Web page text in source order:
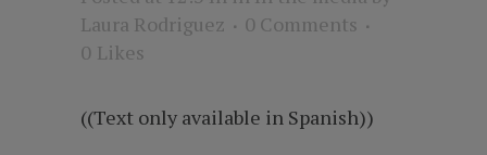
Laura Rodriguez
0 Comments
0 Likes
((Text only available in Spanish))